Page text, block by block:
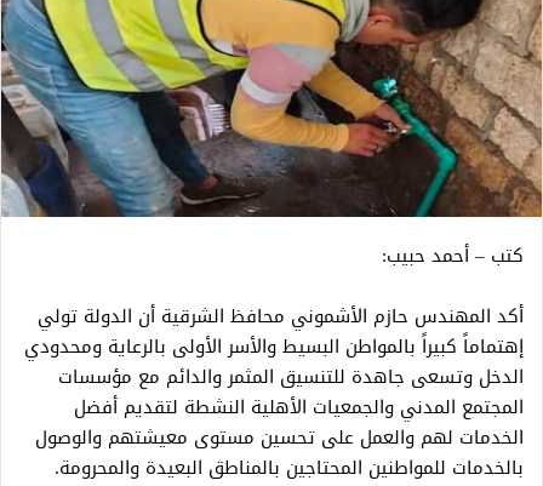
كتب – أحمد حبيب:
أكد المهندس حازم الأشموني محافظ الشرقية أن الدولة تولي
إهتماماً كبيراً بالمواطن البسيط والأسر الأولى بالرعاية ومحدودي
الدخل وتسعى جاهدة للتنسيق المثمر والدائم مع مؤسسات
المجتمع المدني والجمعيات الأهلية النشطة لتقديم أفضل
الخدمات لهم والعمل على تحسين مستوى معيشتهم والوصول
بالخدمات للمواطنين المحتاجين بالمناطق البعيدة والمحرومة.